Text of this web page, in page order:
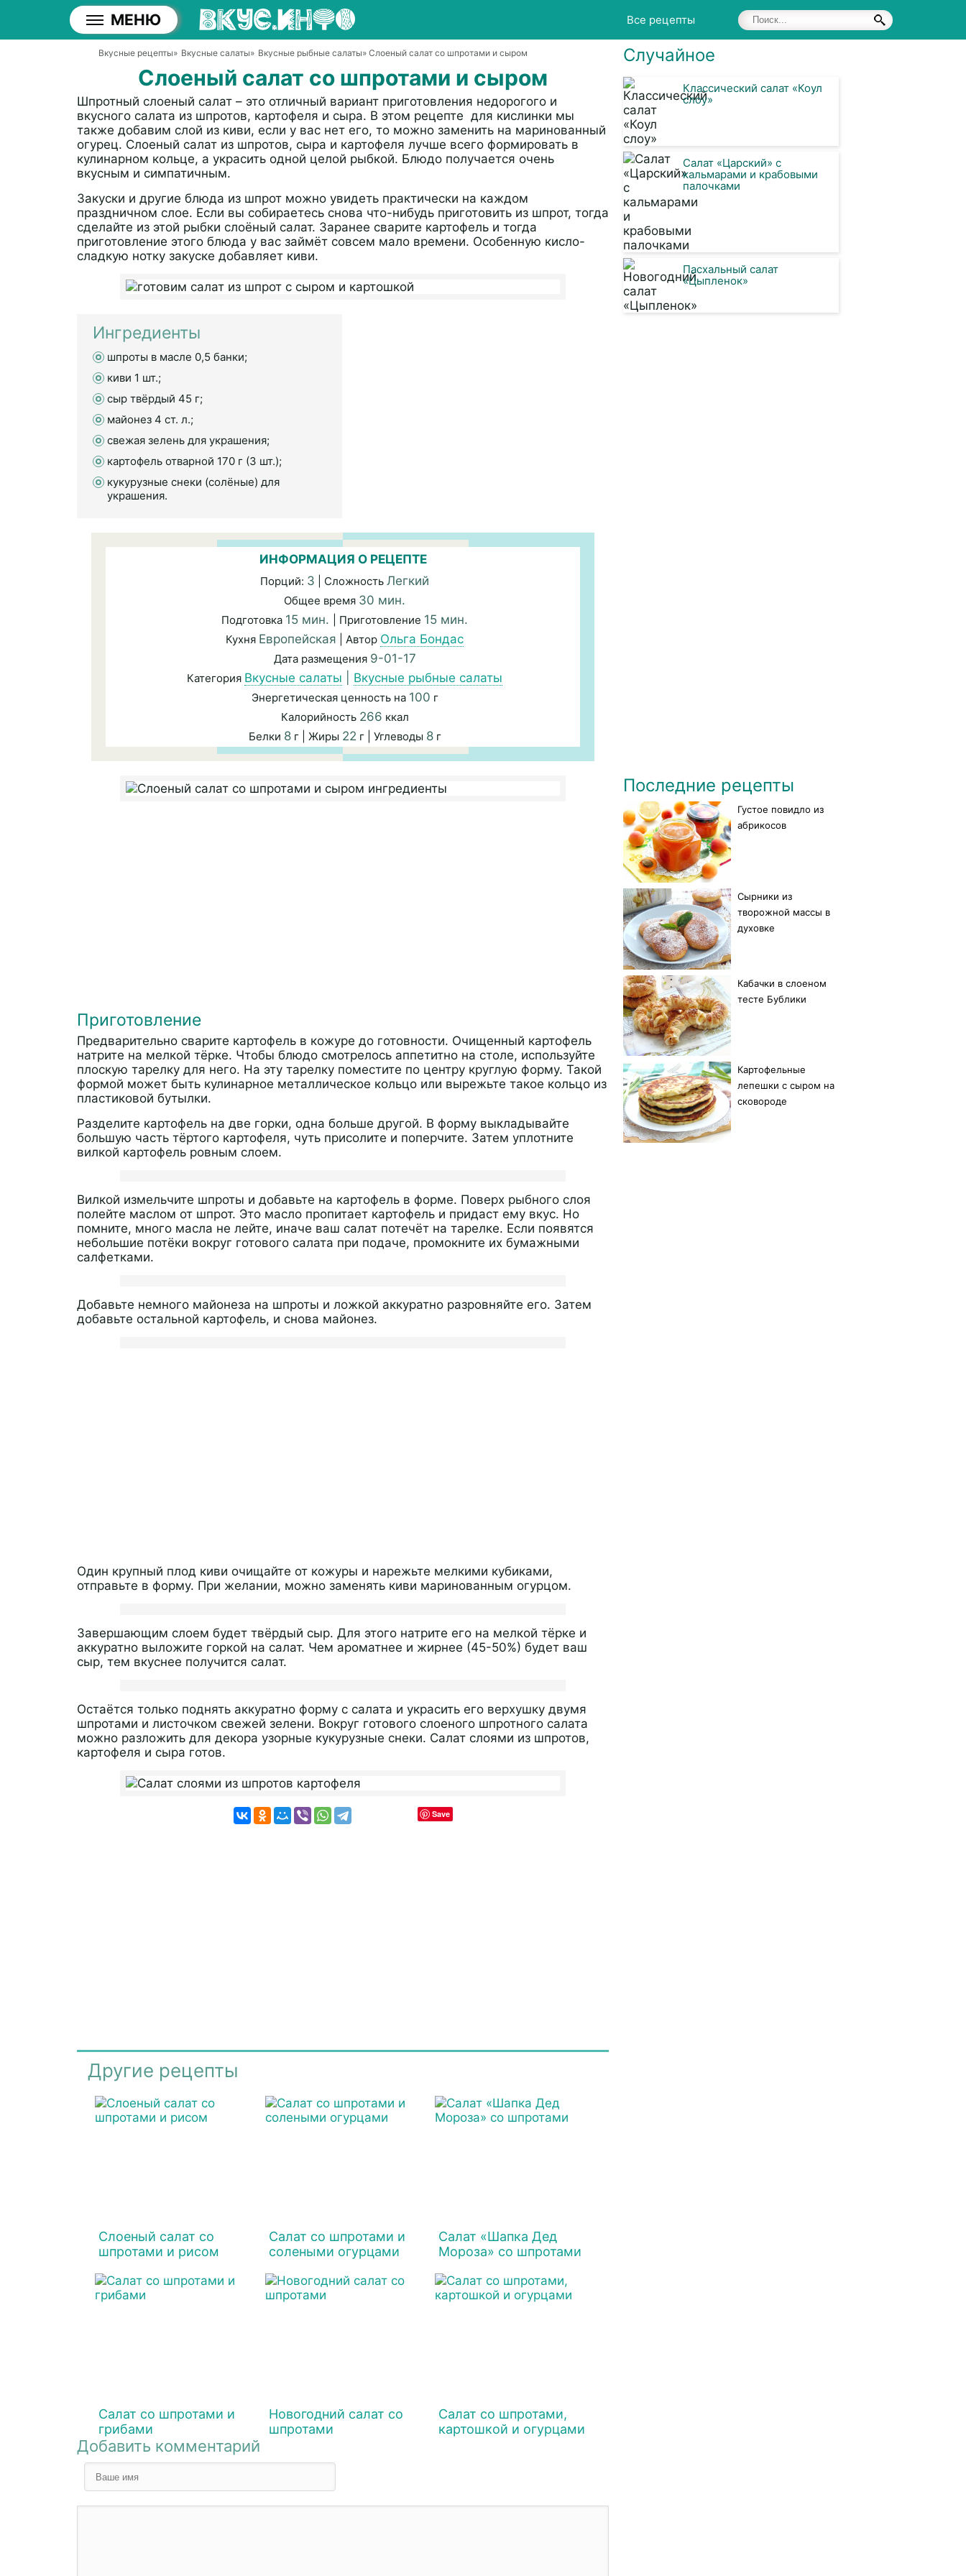
МЕНЮ Все рецепты
Вкусные рецепты» Вкусные салаты» Вкусные рыбные салаты» Слоеный салат со шпротами и сыром
Слоеный салат со шпротами и сыром
Шпротный слоеный салат – это отличный вариант приготовления недорогого и
вкусного салата из шпротов, картофеля и сыра. В этом рецепте для кислинки мы
также добавим слой из киви, если у вас нет его, то можно заменить на маринованный
огурец. Слоеный салат из шпротов, сыра и картофеля лучше всего формировать в
кулинарном кольце, а украсить одной целой рыбкой. Блюдо получается очень
вкусным и симпатичным.
Закуски и другие блюда из шпрот можно увидеть практически на каждом
праздничном слое. Если вы собираетесь снова что-нибудь приготовить из шпрот, тогда
сделайте из этой рыбки слоёный салат. Заранее сварите картофель и тогда
приготовление этого блюда у вас займёт совсем мало времени. Особенную кисло-
сладкую нотку закуске добавляет киви.
Ингредиенты
шпроты в масле 0,5 банки;
киви 1 шт.;
сыр твёрдый 45 г;
майонез 4 ст. л.;
свежая зелень для украшения;
картофель отварной 170 г (3 шт.);
кукурузные снеки (солёные) для
украшения.
ИНФОРМАЦИЯ О РЕЦЕПТЕ
Порций: 3 | Сложность Легкий
Общее время 30 мин.
Подготовка 15 мин. | Приготовление 15 мин.
Кухня Европейская | Автор Ольга Бондас
Дата размещения 9-01-17
Категория Вкусные салаты Вкусные рыбные салаты
Энергетическая ценность на 100 г
Калорийность 266 ккал
Белки 8г | Жиры 22 г | Углеводы 8г
Приготовление
Предварительно сварите картофель в кожуре до готовности. Очищенный картофель
натрите на мелкой тёрке. Чтобы блюдо смотрелось аппетитно на столе, используйте
плоскую тарелку для него. На эту тарелку поместите по центру круглую форму. Такой
формой может быть кулинарное металлическое кольцо или вырежьте такое кольцо из
пластиковой бутылки.
Разделите картофель на две горки, одна больше другой. В форму выкладывайте
большую часть тёртого картофеля, чуть присолите и поперчите. Затем уплотните
вилкой картофель ровным слоем.
Вилкой измельчите шпроты и добавьте на картофель в форме. Поверх рыбного слоя
полейте маслом от шпрот. Это масло пропитает картофель и придаст ему вкус. Но
помните, много масла не лейте, иначе ваш салат потечёт на тарелке. Если появятся
небольшие потёки вокруг готового салата при подаче, промокните их бумажными
салфетками.
Добавьте немного майонеза на шпроты и ложкой аккуратно разровняйте его. Затем
добавьте остальной картофель, и снова майонез.
Один крупный плод киви очищайте от кожуры и нарежьте мелкими кубиками,
отправьте в форму. При желании, можно заменять киви маринованным огурцом.
Завершающим слоем будет твёрдый сыр. Для этого натрите его на мелкой тёрке и
аккуратно выложите горкой на салат. Чем ароматнее и жирнее (45-50%) будет ваш
сыр, тем вкуснее получится салат.
Остаётся только поднять аккуратно форму с салата и украсить его верхушку двумя
шпротами и листочком свежей зелени. Вокруг готового слоеного шпротного салата
можно разложить для декора узорные кукурузные снеки. Салат слоями из шпротов,
картофеля и сыра готов.
Save
Другие рецепты
Слоеный салат со
шпротами и рисом
Салат со шпротами и
солеными огурцами
Салат «Шапка Дед
Мороза» со шпротами
Салат со шпротами и
грибами
Новогодний салат со
шпротами
Салат со шпротами,
картошкой и огурцами
Добавить комментарий
Случайное
Классический салат «Коул
слоу»
Салат «Царский» с
кальмарами и крабовыми
палочками
Пасхальный салат
«Цыпленок»
Последние рецепты
Густое повидло из
абрикосов
Сырники из
творожной массы в
духовке
Кабачки в слоеном
тесте Бублики
Картофельные
лепешки с сыром на
сковороде